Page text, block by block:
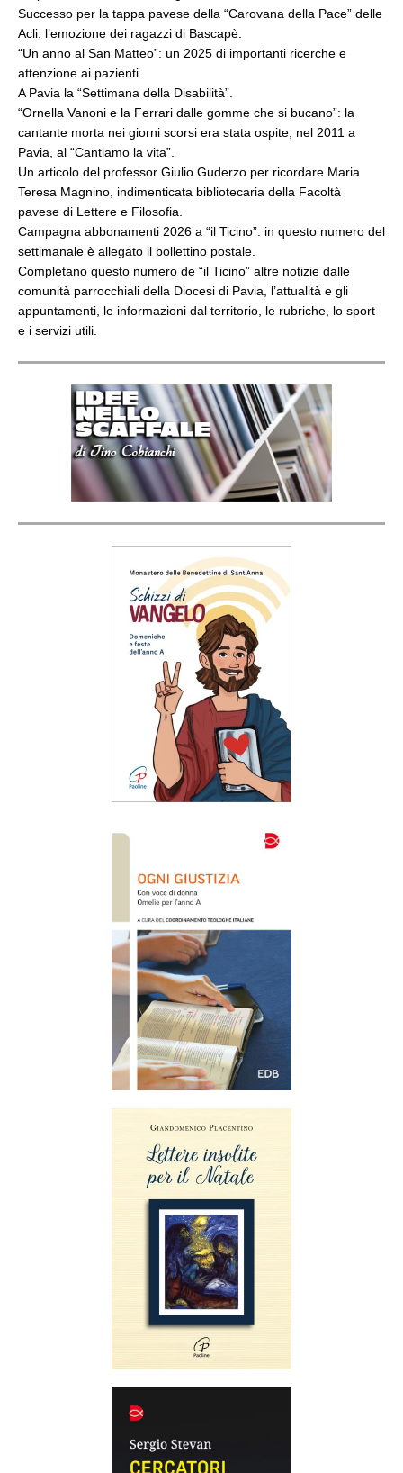
Successo per la tappa pavese della “Carovana della Pace” delle
Acli: l’emozione dei ragazzi di Bascapè.
“Un anno al San Matteo”: un 2025 di importanti ricerche e
attenzione ai pazienti.
A Pavia la “Settimana della Disabilità”.
“Ornella Vanoni e la Ferrari dalle gomme che si bucano”: la
cantante morta nei giorni scorsi era stata ospite, nel 2011 a
Pavia, al “Cantiamo la vita”.
Un articolo del professor Giulio Guderzo per ricordare Maria
Teresa Magnino, indimenticata bibliotecaria della Facoltà
pavese di Lettere e Filosofia.
Campagna abbonamenti 2026 a “il Ticino”: in questo numero del
settimanale è allegato il bollettino postale.
Completano questo numero de “il Ticino” altre notizie dalle
comunità parrocchiali della Diocesi di Pavia, l’attualità e gli
appuntamenti, le informazioni dal territorio, le rubriche, lo sport
e i servizi utili.